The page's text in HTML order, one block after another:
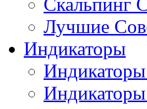
Лучшие
Индикаторы